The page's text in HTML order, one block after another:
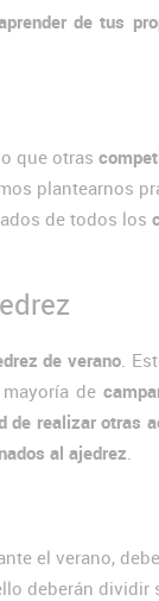
de tus
que otras
plantearnos
de todos los
de verano.
mayoría de
de realizar otras
al ajedrez
el verano,
deberán dividir